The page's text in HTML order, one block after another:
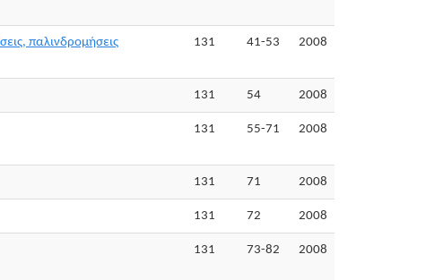
παλινδρομήσεις 131 41-53 2008
131 54 2008
131 55-71 2008
131 71 2008
131 72 2008
131 73-82 2008